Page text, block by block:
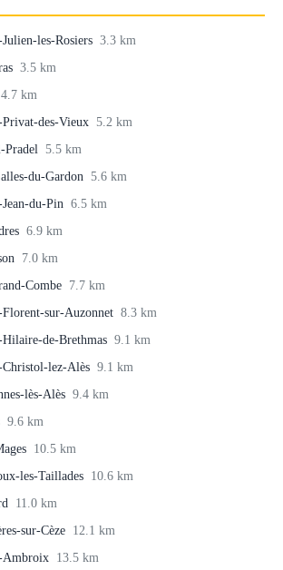
les-Rosiers 3.3 km
3.5 km
4.7 km
des-Vieux 5.2 km
Pradel 5.5 km
du-Gardon 5.6 km
du-Pin 6.5 km
6.9 km
7.0 km
Combe 7.7 km
sur-Auzonnet 8.3 km
de-Brethmas 9.1 km
lez-Alès 9.1 km
lès-Alès 9.4 km
9.6 km
10.5 km
les-Taillades 10.6 km
11.0 km
sur-Cèze 12.1 km
Ambroix 13.5 km